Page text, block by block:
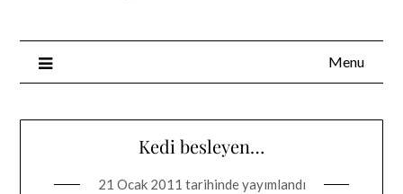
Menu
Kedi besleyen…
21 Ocak 2011 tarihinde yayımlandı